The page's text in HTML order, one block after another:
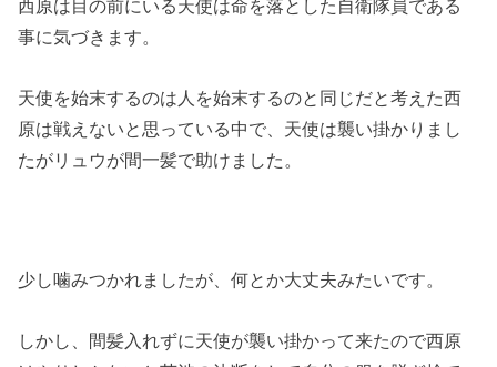
西原は目の前にいる天使は命を落とした自衛隊員である
事に気づきます。
天使を始末するのは人を始末するのと同じだと考えた西
原は戦えないと思っている中で、天使は襲い掛かりまし
たがリュウが間一髪で助けました。
少し噛みつかれましたが、何とか大丈夫みたいです。
しかし、間髪入れずに天使が襲い掛かって来たので西原